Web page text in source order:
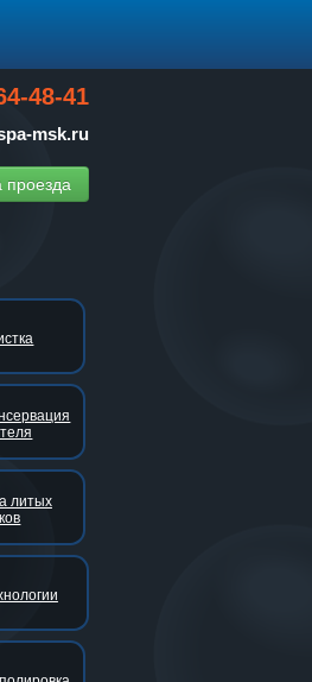
48-41
msk.ru
проезда
30-100%
литых